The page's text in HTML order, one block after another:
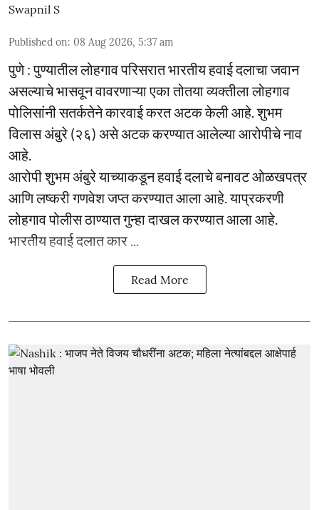
Swapnil S
Published on: 08 Aug 2026, 5:37 am
पुणे : पुण्यातील लोहगाव परिसरात भारतीय हवाई दलाचा जवान
असल्याचे भासवून वावरणाऱ्या एका तोतया व्यक्तीला लोहगाव
पोलिसांनी सतर्कतेने कारवाई करत अटक केली आहे. शुभम
विलास अंबुरे (२६) असे अटक करण्यात आलेल्या आरोपीचे नाव
आहे.
आरोपी शुभम अंबुरे याच्याकडून हवाई दलाचे बनावट ओळखपत्र
आणि लष्करी गणवेश जप्त करण्यात आला आहे. याप्रकरणी
लोहगाव पोलीस ठाण्यात गुन्हा दाखल करण्यात आला आहे.
भारतीय हवाई दलात कार ...
Read More